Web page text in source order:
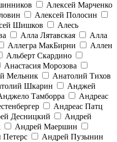
Алексей Марченко
Алексей Полосин
Шишков
Алесь
Алла Лятавская
Алла
Аллегра МакБирни
Аллен
Альберт Скардино
Анастасия Морозова
Мельник
Анатолий Тихов
Шкарин
Анджей
Тамборра
Андреас
Андреас Патц
Десницкий
Андрей
Андрей Маершин
Петерс
Андрей Пузынин